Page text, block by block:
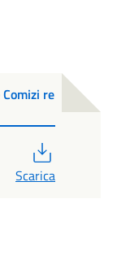
re
Scarica